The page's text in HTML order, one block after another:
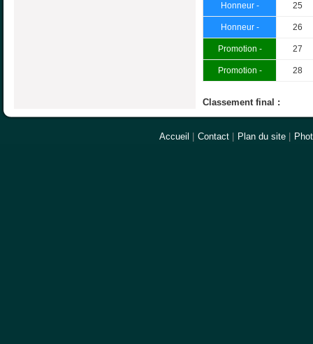
Honneur - 25
Honneur - 26
Promotion - 27
Promotion - 28
Classement final :
Accueil | Contact | Plan du site |